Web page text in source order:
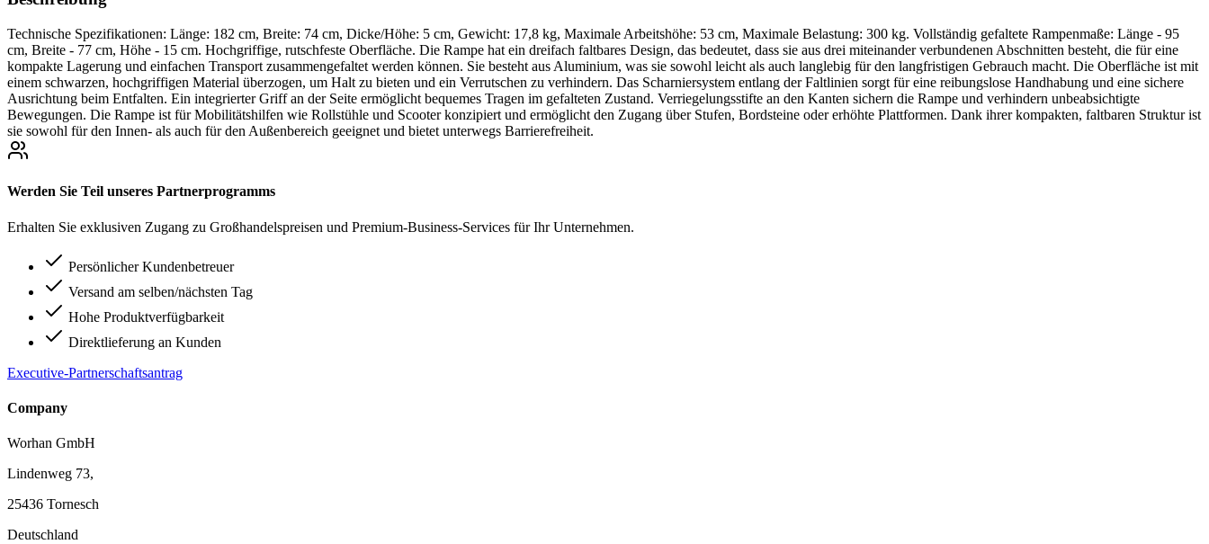
Technische Spezifikationen: Länge: 182 cm, Breite: 74 cm, Dicke/Höhe: 5 cm, Gewicht: 17,8 kg, Maximale Arbeitshöhe: 53 cm, Maximale Belastung: 300 kg. Vollständig gefaltete Rampenmaße: Länge - 95
cm, Breite - 77 cm, Höhe - 15 cm. Hochgriffige, rutschfeste Oberfläche. Die Rampe hat ein dreifach faltbares Design, das bedeutet, dass sie aus drei miteinander verbundenen Abschnitten besteht, die für eine
kompakte Lagerung und einfachen Transport zusammengefaltet werden können. Sie besteht aus Aluminium, was sie sowohl leicht als auch langlebig für den langfristigen Gebrauch macht. Die Oberfläche ist mit
einem schwarzen, hochgriffigen Material überzogen, um Halt zu bieten und ein Verrutschen zu verhindern. Das Scharniersystem entlang der Faltlinien sorgt für eine reibungslose Handhabung und eine sichere
Ausrichtung beim Entfalten. Ein integrierter Griff an der Seite ermöglicht bequemes Tragen im gefalteten Zustand. Verriegelungsstifte an den Kanten sichern die Rampe und verhindern unbeabsichtigte
Bewegungen. Die Rampe ist für Mobilitätshilfen wie Rollstühle und Scooter konzipiert und ermöglicht den Zugang über Stufen, Bordsteine oder erhöhte Plattformen. Dank ihrer kompakten, faltbaren Struktur ist
sie sowohl für den Innen- als auch für den Außenbereich geeignet und bietet unterwegs Barrierefreiheit.
Werden Sie Teil unseres Partnerprogramms
Erhalten Sie exklusiven Zugang zu Großhandelspreisen und Premium-Business-Services für Ihr Unternehmen.
Persönlicher Kundenbetreuer
Versand am selben/nächsten Tag
Hohe Produktverfügbarkeit
Direktlieferung an Kunden
Executive-Partnerschaftsantrag
Company
Worhan GmbH
Lindenweg 73,
25436 Tornesch
Deutschland